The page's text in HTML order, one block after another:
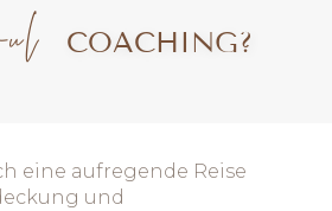
COACHING?
eine aufregende Reise
und